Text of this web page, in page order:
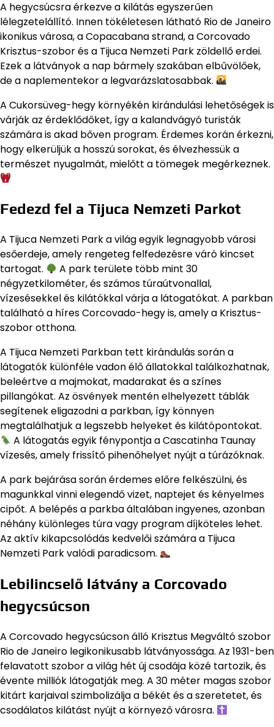
A hegycsúcsra érkezve a kilátás egyszerűen
lélegzetelállító. Innen tökéletesen látható Rio de Janeiro
ikonikus városa, a Copacabana strand, a Corcovado
Krisztus-szobor és a Tijuca Nemzeti Park zöldellő erdei.
Ezek a látványok a nap bármely szakában elbűvölőek,
de a naplementekor a legvarázslatosabbak.
A Cukorsüveg-hegy környékén kirándulási lehetőségek is
várják az érdeklődőket, így a kalandvágyó turisták
számára is akad bőven program. Érdemes korán érkezni,
hogy elkerüljük a hosszú sorokat, és élvezhessük a
természet nyugalmát, mielőtt a tömegek megérkeznek.
Fedezd fel a Tijuca Nemzeti Parkot
A Tijuca Nemzeti Park a világ egyik legnagyobb városi
esőerdeje, amely rengeteg felfedezésre váró kincset
tartogat.
A park területe több mint 30
négyzetkilométer, és számos túraútvonallal,
vízesésekkel és kilátókkal várja a látogatókat. A parkban
található a híres Corcovado-hegy is, amely a Krisztus-
szobor otthona.
A Tijuca Nemzeti Parkban tett kirándulás során a
látogatók különféle vadon élő állatokkal találkozhatnak,
beleértve a majmokat, madarakat és a színes
pillangókat. Az ösvények mentén elhelyezett táblák
segítenek eligazodni a parkban, így könnyen
megtalálhatjuk a legszebb helyeket és kilátópontokat.
A látogatás egyik fénypontja a Cascatinha Taunay
vízesés, amely frissítő pihenőhelyet nyújt a túrázóknak.
A park bejárása során érdemes előre felkészülni, és
magunkkal vinni elegendő vizet, naptejet és kényelmes
cipőt. A belépés a parkba általában ingyenes, azonban
néhány különleges túra vagy program díjköteles lehet.
Az aktív kikapcsolódás kedvelői számára a Tijuca
Nemzeti Park valódi paradicsom.
Lebilincselő látvány a Corcovado
hegycsúcson
A Corcovado hegycsúcson álló Krisztus Megváltó szobor
Rio de Janeiro legikonikusabb látványossága. Az 1931-ben
felavatott szobor a világ hét új csodája közé tartozik, és
évente milliók látogatják meg. A 30 méter magas szobor
kitárt karjaival szimbolizálja a békét és a szeretetet, és
csodálatos kilátást nyújt a környező városra.